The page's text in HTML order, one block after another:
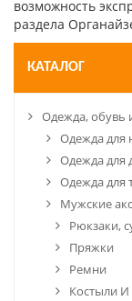
КАТАЛОГ
Одежда, обувь
Одежда для
Одежда для
Одежда для
Мужские
Рюкзаки,
Пряжки
Ремни
Костыли И
возможность
раздела